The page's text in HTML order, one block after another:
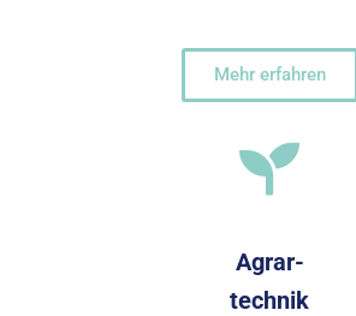
Mehr erfahren
Agrar-
technik